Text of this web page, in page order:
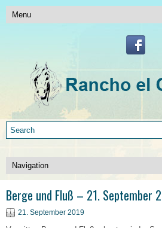
Berge und Fluß – 21. September
21. September 2019